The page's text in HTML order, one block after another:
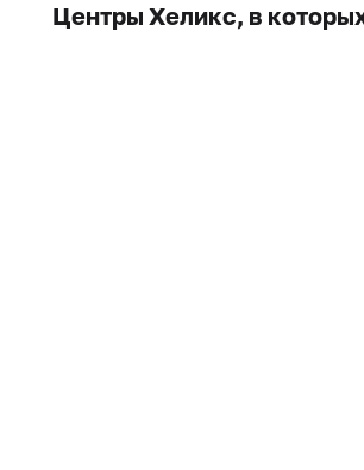
Центры Хеликс, в